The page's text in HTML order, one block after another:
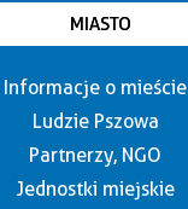
MIASTO
Informacje o mieście
Ludzie Pszowa
Partnerzy, NGO
Jednostki miejskie